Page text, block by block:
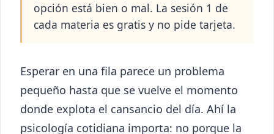
opción está bien o mal. La sesión 1 de
cada materia es gratis y no pide tarjeta.
Esperar en una fila parece un problema
pequeño hasta que se vuelve el momento
donde explota el cansancio del día. Ahí la
psicología cotidiana importa: no porque la